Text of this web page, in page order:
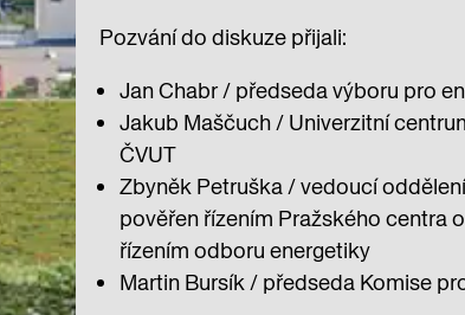
Pozvání do diskuze přijali:
Jan Chabr / předseda výboru pro
Jakub Maščuch / Univerzitní
ČVUT
Zbyněk Petruška / vedoucí
pověřen řízením Pražského centra
řízením odboru energetiky
Martin Bursík / předseda Komise